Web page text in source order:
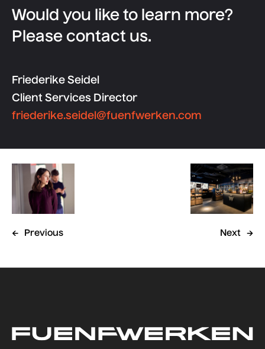
Would you like to learn more?
Please contact us.
Friederike Seidel
Client Services Director
friederike.seidel@fuenfwerken.com
← Previous →
Next